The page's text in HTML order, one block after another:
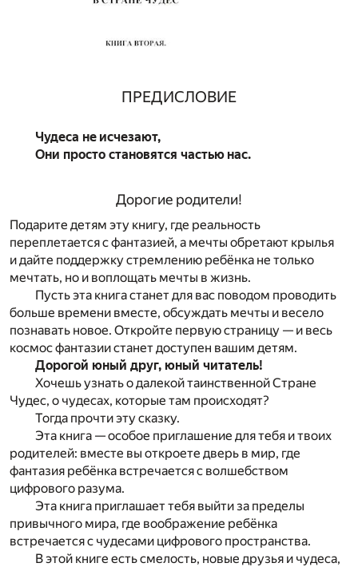
ПРЕДИСЛОВИЕ
Чудеса не исчезают,
Они просто становятся частью нас.
Дорогие родители!
Подарите детям эту книгу, где реальность
переплетается с фантазией, а мечты обретают крылья
и дайте поддержку стремлению ребёнка не только
мечтать, но и воплощать мечты в жизнь.
Пусть эта книга станет для вас поводом проводить
больше времени вместе, обсуждать мечты и весело
познавать новое. Откройте первую страницу — и весь
космос фантазии станет доступен вашим детям.
Дорогой юный друг, юный читатель!
Хочешь узнать о далекой таинственной Стране
Чудес, о чудесах, которые там происходят?
Тогда прочти эту сказку.
Эта книга — особое приглашение для тебя и твоих
родителей: вместе вы откроете дверь в мир, где
фантазия ребёнка встречается с волшебством
цифрового разума.
Эта книга приглашает тебя выйти за пределы
привычного мира, где воображение ребёнка
встречается с чудесами цифрового пространства.
В этой книге есть смелость, новые друзья и чудеса,